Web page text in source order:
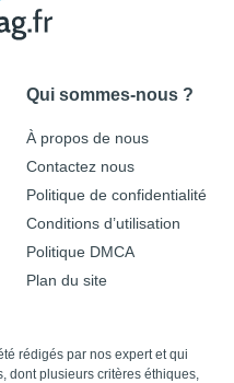
Qui sommes-nous ?
À propos de nous
Contactez nous
Politique de confidentialité
Conditions d’utilisation
Politique DMCA
Plan du site
rédigés par nos expert et qui
dont plusieurs critères éthiques,